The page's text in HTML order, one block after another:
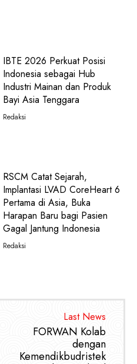
IBTE 2026 Perkuat Posisi
Indonesia sebagai Hub
Industri Mainan dan Produk
Bayi Asia Tenggara
Redaksi
RSCM Catat Sejarah,
Implantasi LVAD CoreHeart 6
Pertama di Asia, Buka
Harapan Baru bagi Pasien
Gagal Jantung Indonesia
Redaksi
Last News
FORWAN Kolab
dengan
Kemendikbudristek